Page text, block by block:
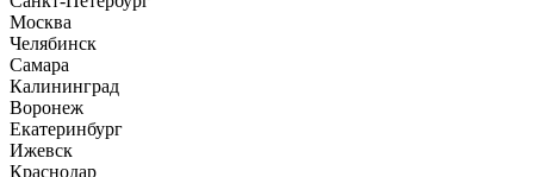
Москва
Челябинск
Самара
Калининград
Воронеж
Екатеринбург
Ижевск
Краснодар